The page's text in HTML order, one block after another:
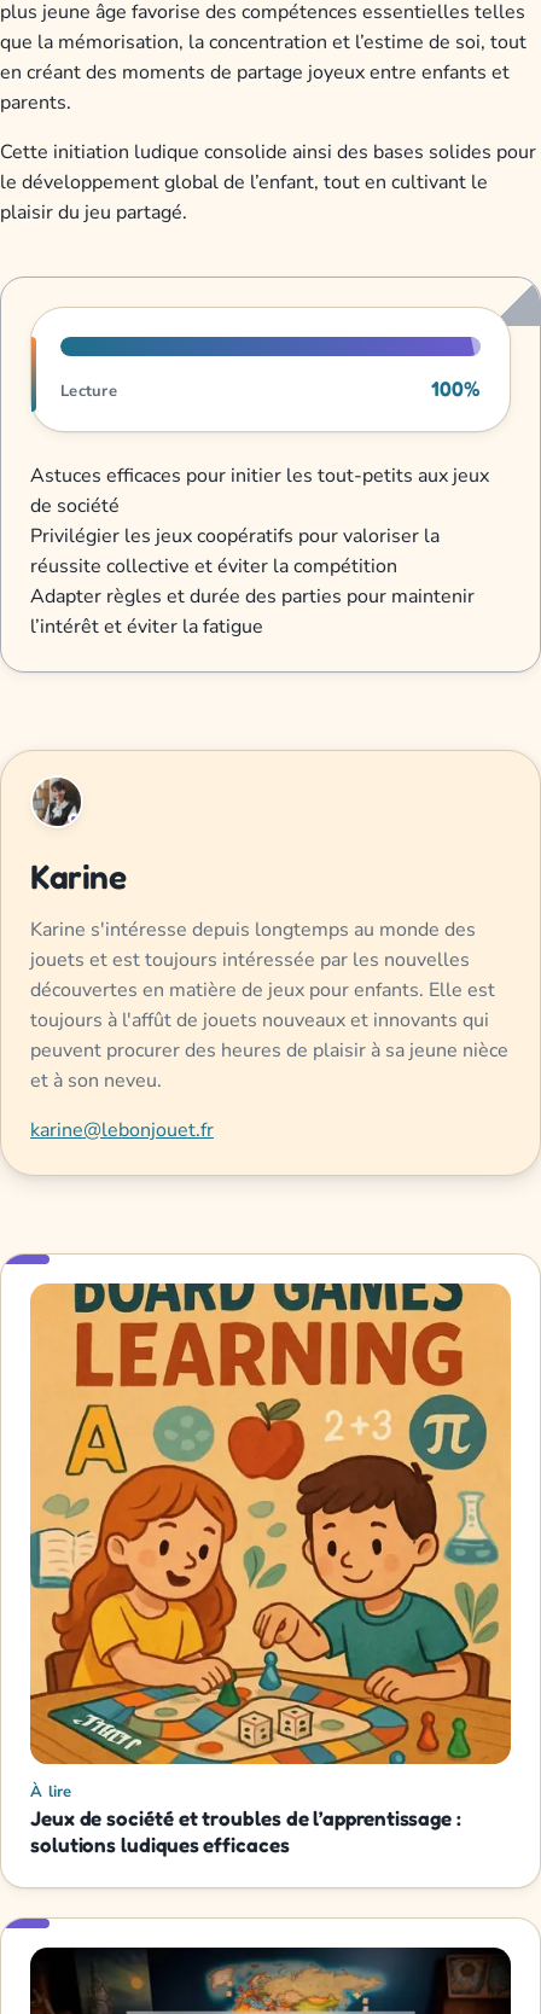
plus jeune âge favorise des compétences essentielles telles
que la mémorisation, la concentration et l’estime de soi, tout
en créant des moments de partage joyeux entre enfants et
parents.
Cette initiation ludique consolide ainsi des bases solides pour
le développement global de l’enfant, tout en cultivant le
plaisir du jeu partagé.
Progression de lecture
Lecture 100%
Astuces efficaces pour initier les tout-petits aux jeux
de société
Privilégier les jeux coopératifs pour valoriser la
réussite collective et éviter la compétition
Adapter règles et durée des parties pour maintenir
l’intérêt et éviter la fatigue
Karine
Karine s'intéresse depuis longtemps au monde des
jouets et est toujours intéressée par les nouvelles
découvertes en matière de jeux pour enfants. Elle est
toujours à l'affût de jouets nouveaux et innovants qui
peuvent procurer des heures de plaisir à sa jeune nièce
et à son neveu.
karine@lebonjouet.fr
À lire
Jeux de société et troubles de l’apprentissage :
solutions ludiques efficaces